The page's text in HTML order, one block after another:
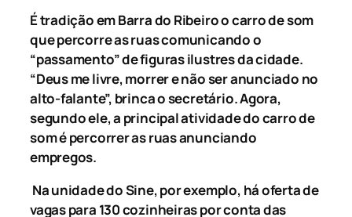
É tradição em Barra do Ribeiro o carro de som
que percorre as ruas comunicando o
“passamento” de figuras ilustres da cidade.
“Deus me livre, morrer e não ser anunciado no
alto-falante”, brinca o secretário. Agora,
segundo ele, a principal atividade do carro de
som é percorrer as ruas anunciando
empregos.
Na unidade do Sine, por exemplo, há oferta de
vagas para 130 cozinheiras por conta das